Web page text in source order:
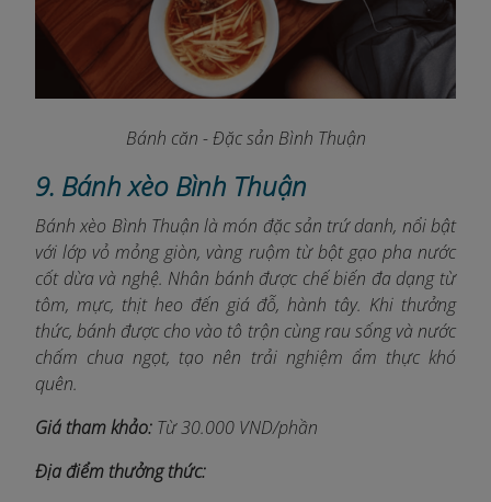
Bánh căn - Đặc sản Bình Thuận
9. Bánh xèo Bình Thuận
Bánh xèo Bình Thuận là món đặc sản trứ danh, nổi bật
với lớp vỏ mỏng giòn, vàng ruộm từ bột gạo pha nước
cốt dừa và nghệ. Nhân bánh được chế biến đa dạng từ
tôm, mực, thịt heo đến giá đỗ, hành tây. Khi thưởng
thức, bánh được cho vào tô trộn cùng rau sống và nước
chấm chua ngọt, tạo nên trải nghiệm ẩm thực khó
quên.​
Giá tham khảo: Từ 30.000 VND/phần
Địa điểm thưởng thức: